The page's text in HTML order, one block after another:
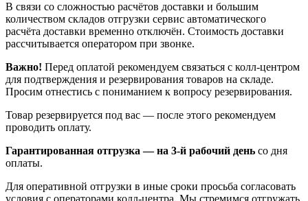
В связи со сложностью расчётов доставки и большим
количеством складов отгрузки сервис автоматического
расчёта доставки временно отключён. Стоимость доставки
рассчитывается оператором при звонке.
Важно! Перед оплатой рекомендуем связаться с колл‑центром
для подтверждения и резервирования товаров на складе.
Просим отнестись с пониманием к вопросу резервирования.
Товар резервируется под вас — после этого рекомендуем
проводить оплату.
Гарантированная отгрузка — на 3‑й рабочий день со дня
оплаты.
Для оперативной отгрузки в иные сроки просьба согласовать